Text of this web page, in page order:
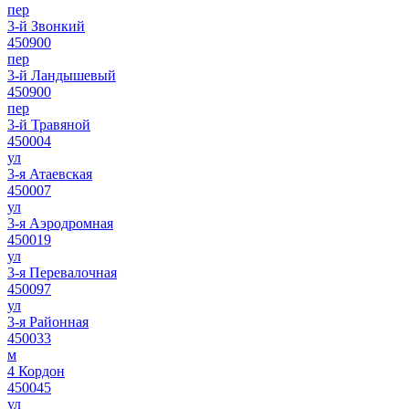
пер
3-й Звонкий
450900
пер
3-й Ландышевый
450900
пер
3-й Травяной
450004
ул
3-я Атаевская
450007
ул
3-я Аэродромная
450019
ул
3-я Перевалочная
450097
ул
3-я Районная
450033
м
4 Кордон
450045
ул